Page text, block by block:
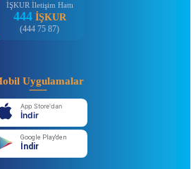
İŞKUR İletişim Hattı
444 İŞKUR
(444 75 87)
Uygulamalar
App Store'dan
İndir
Google Play'den
İndir